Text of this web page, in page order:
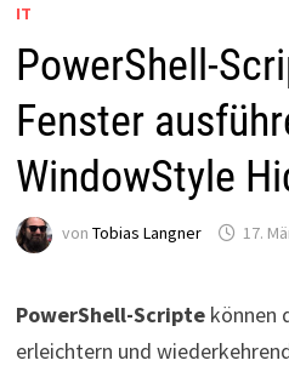
IT
PowerShell-
Fenster
WindowStyle
von Tobias Langner 17.
PowerShell-Scriptekönnen
erleichtern und